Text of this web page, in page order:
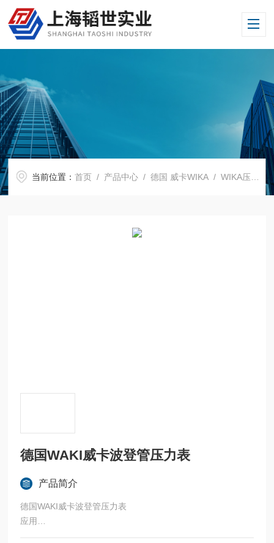
当前位置：首页 / 产品中心 /德国 威卡WIKA /WIKA压力表 /
德国WAKI威卡波登管压力表
产品简介
德国WAKI威卡波登管压力表
应用
具有更高安全要求的应用